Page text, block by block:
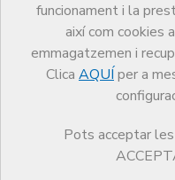
funcionament i la
així com cookies
emmagatzemen i
Clica AQUÍ per a
Pots acceptar
Notícies